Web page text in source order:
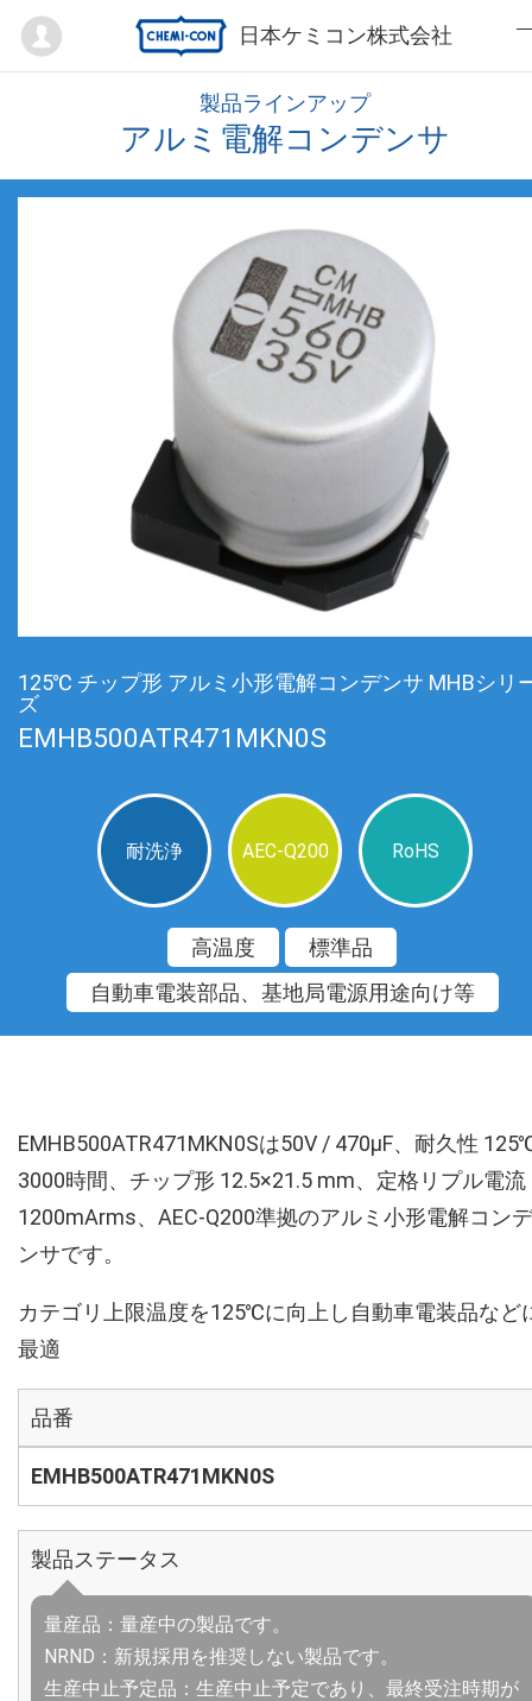
日本ケミコン株式会社
Mypage
製品ラインアップ
アルミ電解コンデンサ
125℃ チップ形 アルミ小形電解コンデンサ MHBシリ
ズ
EMHB500ATR471MKN0S
耐洗浄 AEC-Q200 RoHS
高温度
標準品
自動車電装部品、基地局電源用途向け等
EMHB500ATR471MKN0Sは50V / 470µF、耐久性
3000時間、チップ形 12.5×21.5 mm、定格リプル電流
1200mArms、AEC-Q200準拠のアルミ小形電解コンデ
ンサです。
カテゴリ上限温度を125℃に向上し自動車電装品など
最適
品番
EMHB500ATR471MKN0S
製品ステータス
量産品：量産中の製品です。
NRND：新規採用を推奨しない製品です。
生産中止予定品：生産中止予定であり、最終受注時期が